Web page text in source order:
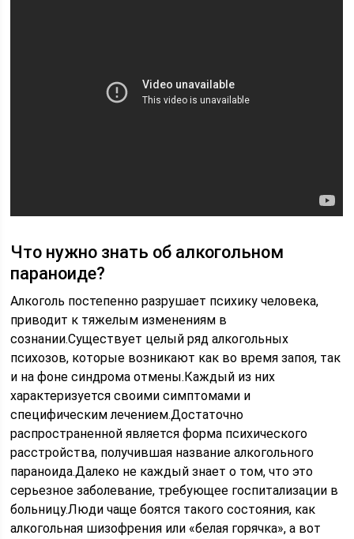
Что нужно знать об алкогольном
параноиде?
Алкоголь постепенно разрушает психику человека,
приводит к тяжелым изменениям в
сознании.Существует целый ряд алкогольных
психозов, которые возникают как во время запоя, так
и на фоне синдрома отмены.Каждый из них
характеризуется своими симптомами и
специфическим лечением.Достаточно
распространенной является форма психического
расстройства, получившая название алкогольного
параноида.Далеко не каждый знает о том, что это
серьезное заболевание, требующее госпитализации в
больницу.Люди чаще боятся такого состояния, как
алкогольная шизофрения или «белая горячка», а вот